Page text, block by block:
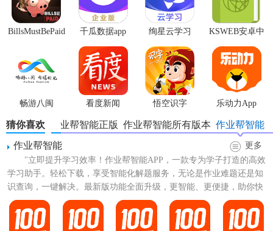
BillsMustBePaid
千瓜数据app 绚星云学习
KSWEB安卓中
文版
畅游八闽 看度新闻 悟空识字 乐动力App
猜你喜欢 作业帮智能
作业帮智能所有版本
作业帮智能正版
作业帮智能
更多
"立即提升学习效率！作业帮智能APP，一款专为学子打造的高效
学习助手。轻松下载，享受智能化解题服务，无论是作业难题还是知
识查询，一键解决。最新版功能全面升级，更智能、更便捷，助你快
速掌握学习技巧，提升...